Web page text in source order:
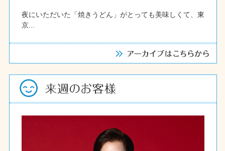
夜にいただいた「焼きうどん」がとっても美味しくて、東
京...